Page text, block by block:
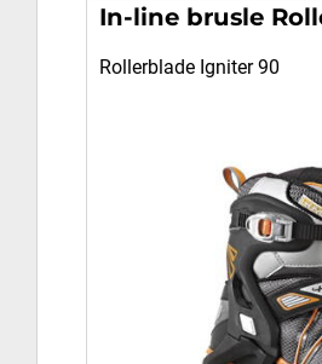
In-line brusle
Rollerblade Igniter 90